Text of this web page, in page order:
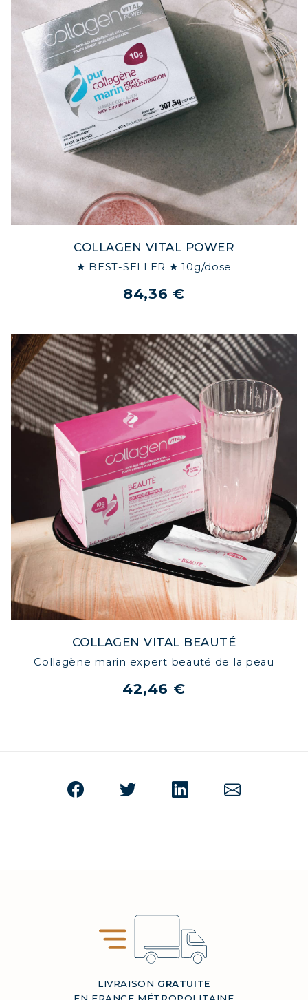
COLLAGEN VITAL POWER
★ BEST-SELLER ★ 10g/dose
84,36 €
COLLAGEN VITAL BEAUTÉ
Collagène marin expert beauté de la peau
42,46 €
LIVRAISON GRATUITE
EN FRANCE MÉTROPOLITAINE